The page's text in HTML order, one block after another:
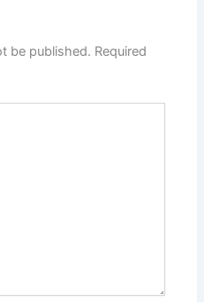
be published. Required